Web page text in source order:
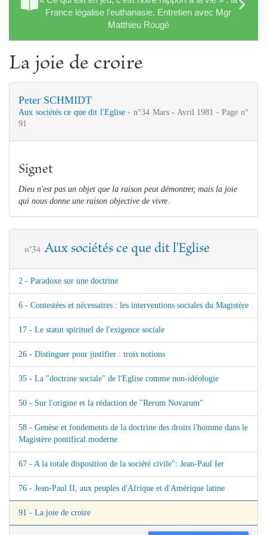
France légalise l'euthanasie. Entretien avec Mgr
Matthieu Rougé
La joie de croire
Peter SCHMIDT
Aux sociétés ce que dit l'Eglise- n°34 Mars - Avril 1981 - Page n°
91
Signet
Dieu n'est pas un objet que la raison peut démontrer, mais la joie
qui nous donne une raison objective de vivre.
n°34 Aux sociétés ce que dit l'Eglise
2 - Paradoxe sur une doctrine
6 - Contestées et nécessaires : les interventions sociales du Magistère
17 - Le statut spirituel de l'exigence sociale
26 - Distinguer pour justifier : trois notions
35 - La "doctrine sociale" de l'Eglise comme non-idéologie
50 - Sur l'origine et la rédaction de "Rerum Novarum"
58 - Genèse et fondements de la doctrine des droits l'homme dans le
Magistère pontifical moderne
67 - A la totale disposition de la société civile": Jean-Paul Ier
76 - Jean-Paul II, aux peuples d'Afrique et d'Amérique latine
91 - La joie de croire